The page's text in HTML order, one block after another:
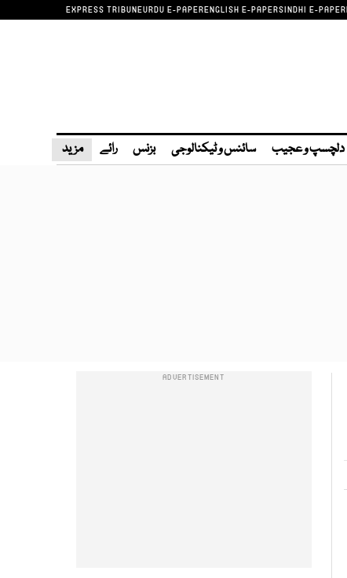
EXPRESS TRIBUNEURDU E-PAPERENGLISH E-PAPERSINDHI E-PAPER
دلچسپ و عجیب سائنس و ٹیکنالوجی بزنس رائے مزید